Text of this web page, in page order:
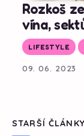
Rozkoš
vína,
LIFESTYLE
09. 06. 2023
STARŠÍ ČLÁNKY